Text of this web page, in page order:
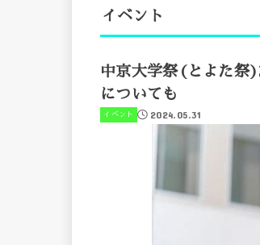
イベント
中京大学祭(とよた祭
についても
イベント 2024.05.31